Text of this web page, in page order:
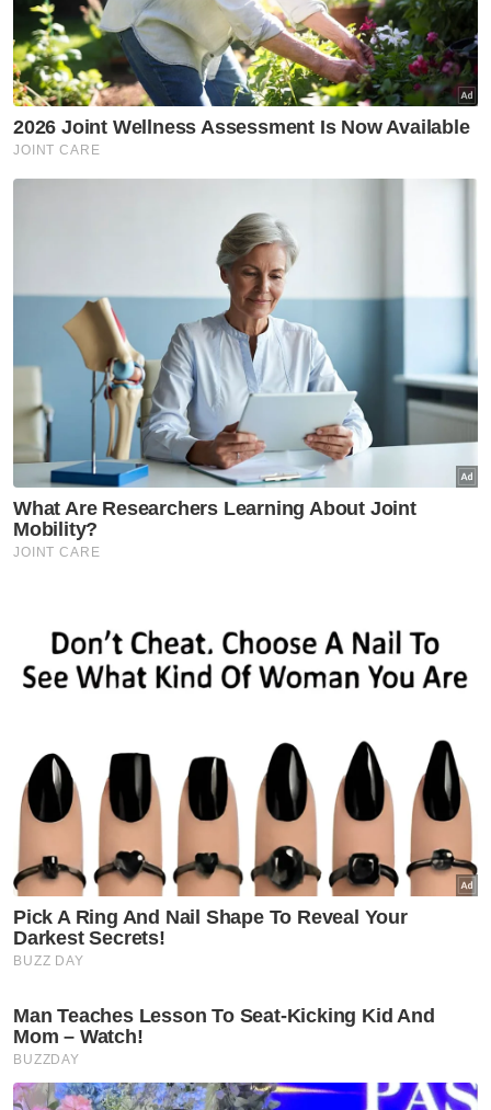
Artikel Disyorkan
Kolej Mara Banting bentuk
generasi berprinsip, bukan
sekadar cemerlang akademik
Rasuah Busters
KHSB, Rasuah Busters jalin
kerjasama PSA perkasa budaya
antirasuah
Rasuah Busters
Usaha perkasa integriti perlu
komitmen semua agensi -
JBPM